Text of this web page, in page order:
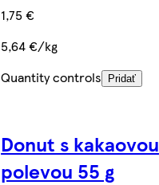
1,75 €
5,64 €/kg
Quantity controls Pridať
Donut s kakaovou
polevou 55 g